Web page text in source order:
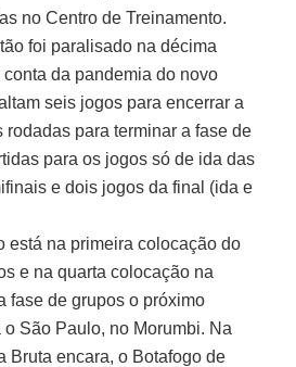
no Centro de Treinamento.
foi paralisado na décima
da pandemia do novo
seis jogos para encerrar a
para terminar a fase de
para os jogos só de ida das
e dois jogos da final (ida e
está na primeira colocação do
e na quarta colocação na
fase de grupos o próximo
São Paulo, no Morumbi. Na
Bruta encara, o Botafogo de